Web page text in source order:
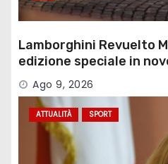
Lamborghini Revuelto
edizione speciale in
Ago 9, 2026
ATTUALITÀ SPORT